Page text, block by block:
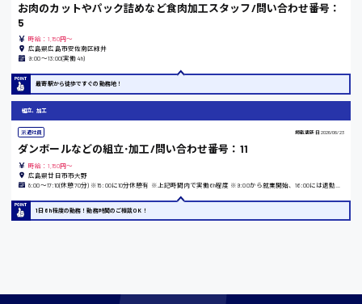
島根県
香川県
愛知県
時給1200円〜
時給1100円〜
お肉のカットやパック詰めなど食肉加工スタッフ/問い合わせ番号：
5
時給：1,150円～
広島県広島市安佐南区緑井
9:00〜13:00(実働4h)
最寄駅から徒歩ですぐの勤務地！
組立、加工
派遣社員 掲載更新日 2026/06/23
ダンボールなどの組立･加工/問い合わせ番号：11
時給：1,150円～
広島県廿日市市大野
1日6h程度の勤務！勤務時間のご相談OK！